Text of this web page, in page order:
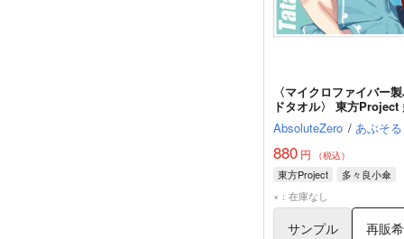
〈マイクロファイバー
ドタオル〉 東方Project
良小傘
AbsoluteZero / あぶそる
880 円 （税込）
東方Project
多々良小傘
×：在庫なし
サンプル 再販